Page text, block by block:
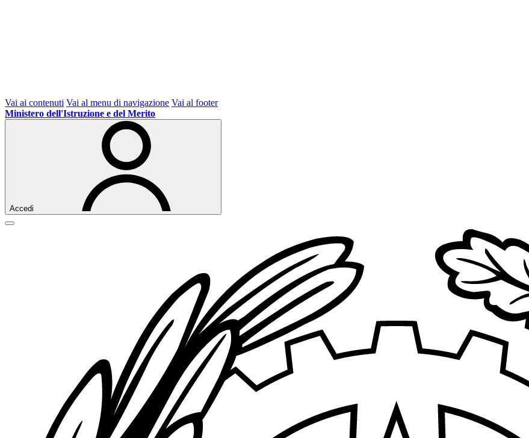
Vai ai contenuti Vai al menu di navigazione Vai al footer
Ministero dell'Istruzione e del Merito
Accedi